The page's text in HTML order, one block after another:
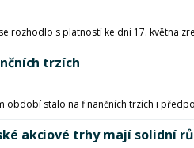
rozhodlo s platností ke dni 17. května
trzích
období stalo na finančních trzích i
akciové trhy mají solidní